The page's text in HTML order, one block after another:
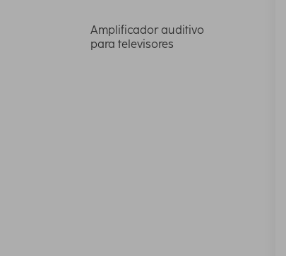
Amplificador auditivo
para televisores